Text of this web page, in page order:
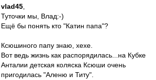
vlad45
Туточки мы, Влад:-)
Ещё бы понять кто "Катин папа"?
Ксюшиного папу знаю, хехе.
Вот ведь жизнь как распорядилась...на Кубке
Анталии детская коляска Ксюши очень
пригодилась "Аленю и Титу".